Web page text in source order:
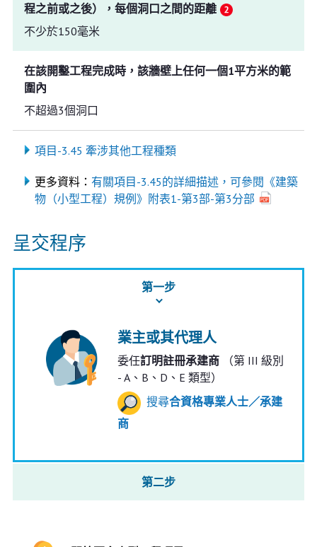
程之前或之後），每個洞口之間的距離
不少於150毫米
在該開鑿工程完成時，該牆壁上任何一個1平方米的範
圍內
不超過3個洞口
項目-3.45 牽涉其他工程種類
更多資料： 有關項目-3.45的詳細描述，可參閱《建築
物（小型工程）規例》附表1-第3部-第3分部
呈交程序
第一步
業主或其代理人
委任訂明註冊承建商（第 III 級別
- A、B、D、E 類型）
搜尋合資格專業人士／承建
商
第二步